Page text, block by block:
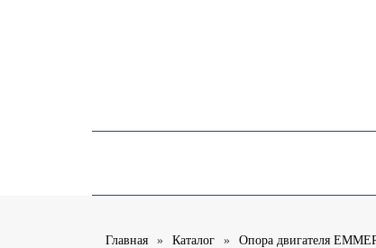
Главная Каталог Опора двигателя